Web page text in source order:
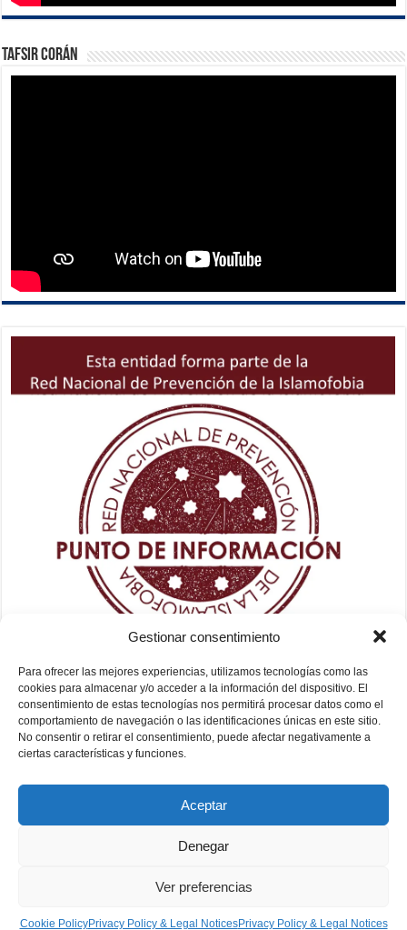
Gestionar consentimiento
Para ofrecer las mejores experiencias, utilizamos tecnologías como las
cookies para almacenar y/o acceder a la información del dispositivo. El
consentimiento de estas tecnologías nos permitirá procesar datos como el
comportamiento de navegación o las identificaciones únicas en este sitio.
No consentir o retirar el consentimiento, puede afectar negativamente a
ciertas características y funciones.
Aceptar
Denegar
Ver preferencias
Cookie PolicyPrivacy Policy & Legal NoticesPrivacy Policy & Legal Notices
Tafsir Corán
Fundación Mezquita de Sevilla 2026